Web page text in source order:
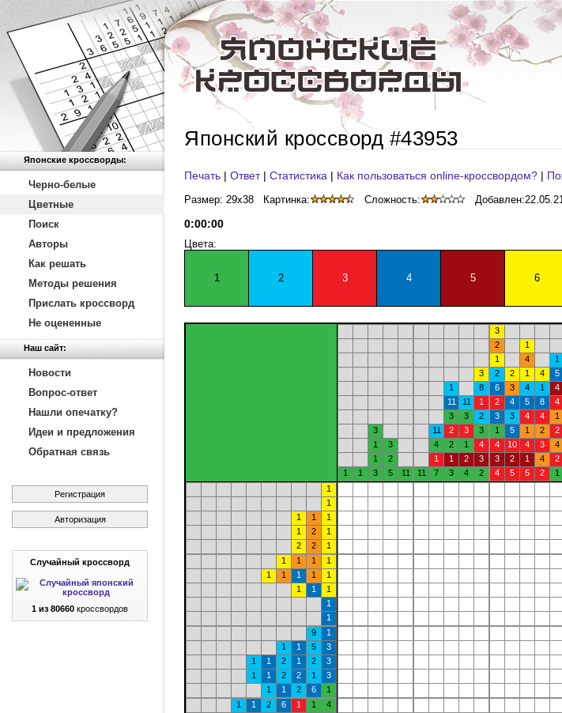
Японские кроссворды:
Черно-белые
Цветные
Поиск
Авторы
Как решать
Методы решения
Прислать кроссворд
Не оцененные
Наш сайт:
Новости
Вопрос-ответ
Нашли опечатку?
Идеи и предложения
Обратная связь
Регистрация
Авторизация
Случайный кроссворд
1 из 80660 кроссвордов
Японский кроссворд #43953
Печать | Ответ| Статистика | Как пользоваться online-кроссвордом? |
Размер: 29x38 Картинка: Сложность: Добавлен:
0:00:00
Цвета:
1 2 3 4 5 6
3
2
1
1
4
1
3
2 2 1 4 5
1
8 6 3 4 1 4
11
11 1 2 4 5 8 4
3
3 2 3 3 4 4 1
3
11 2 3 3 1 5 1 2 2
1
3 4 2 1 4 4 10 4 3 4
1
2 1 1 2 3 3 2 1 4 2
1
1 3 5 11 11 7 3 4 2 4 5 5 2 1
1
1
1
1
1
1
2
1
2
2
1
1
1 1
1
1
1 1 1
1
1
1
1
1
1
9
1
1
1 5
3
1
1 2 1 2
3
1
1 2 2 1
3
1
1 2 6
1
1
1 2 6 1 1
4